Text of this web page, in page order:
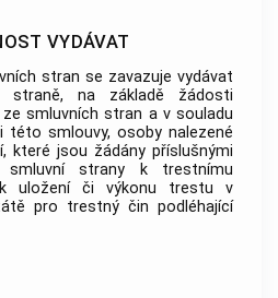
VYDÁVAT
stran se zavazuje vydávat
straně, na základě žádosti
smluvních stran a v souladu
této smlouvy, osoby nalezené
které jsou žádány příslušnými
smluvní strany k trestnímu
uložení či výkonu trestu v
pro trestný čin podléhající